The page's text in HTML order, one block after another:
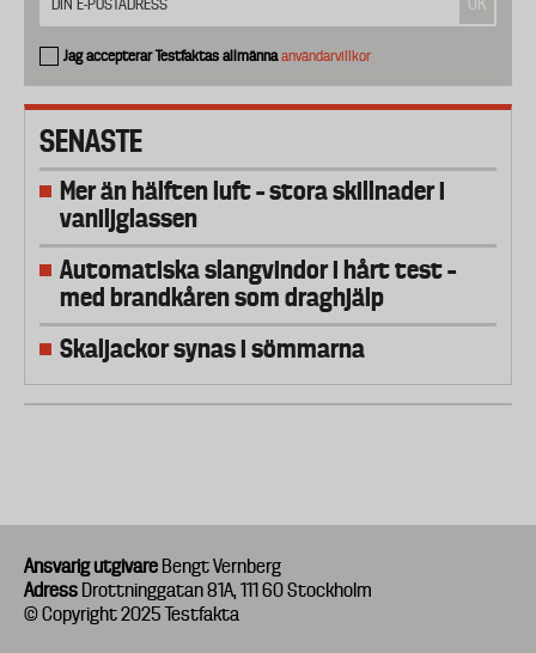
Jag accepterar Testfaktas allmännaanvändarvillkor
SENASTE
Mer än hälften luft – stora skillnader i
vaniljglassen
Automatiska slangvindor i hårt test –
med brandkåren som draghjälp
Skaljackor synas i sömmarna
Ansvarig utgivare Bengt Vernberg
Adress Drottninggatan 81A, 111 60 Stockholm
© Copyright 2025 Testfakta